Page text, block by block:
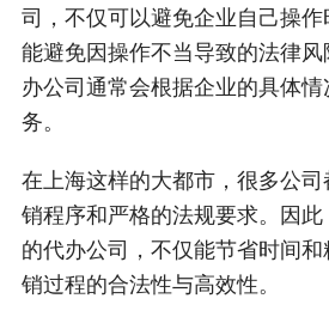
司，不仅可以避免企业自己操
能避免因操作不当导致的法律
办公司通常会根据企业的具体
务。
在上海这样的大都市，很多公
销程序和严格的法规要求。因
的代办公司，不仅能节省时间
销过程的合法性与高效性。